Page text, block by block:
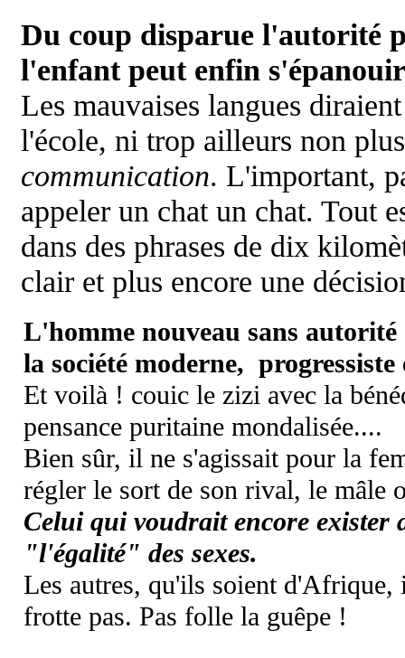
Du coup disparue l'autorité
l'enfant peut enfin
Les mauvaises langues
l'école, ni trop ailleurs non
communication. L'important,
appeler un chat un chat. Tout
dans des phrases de dix
clair et plus encore une
L'homme nouveau sans
la société moderne, progressiste
Et voilà ! couic le zizi avec la
pensance puritaine mondalisée....
Bien sûr, il ne s'agissait pour la
régler le sort de son rival, le mâle
Celui qui voudrait encore exister
"l'égalité" des sexes.
Les autres, qu'ils soient d'Afrique,
frotte pas. Pas folle la guêpe !